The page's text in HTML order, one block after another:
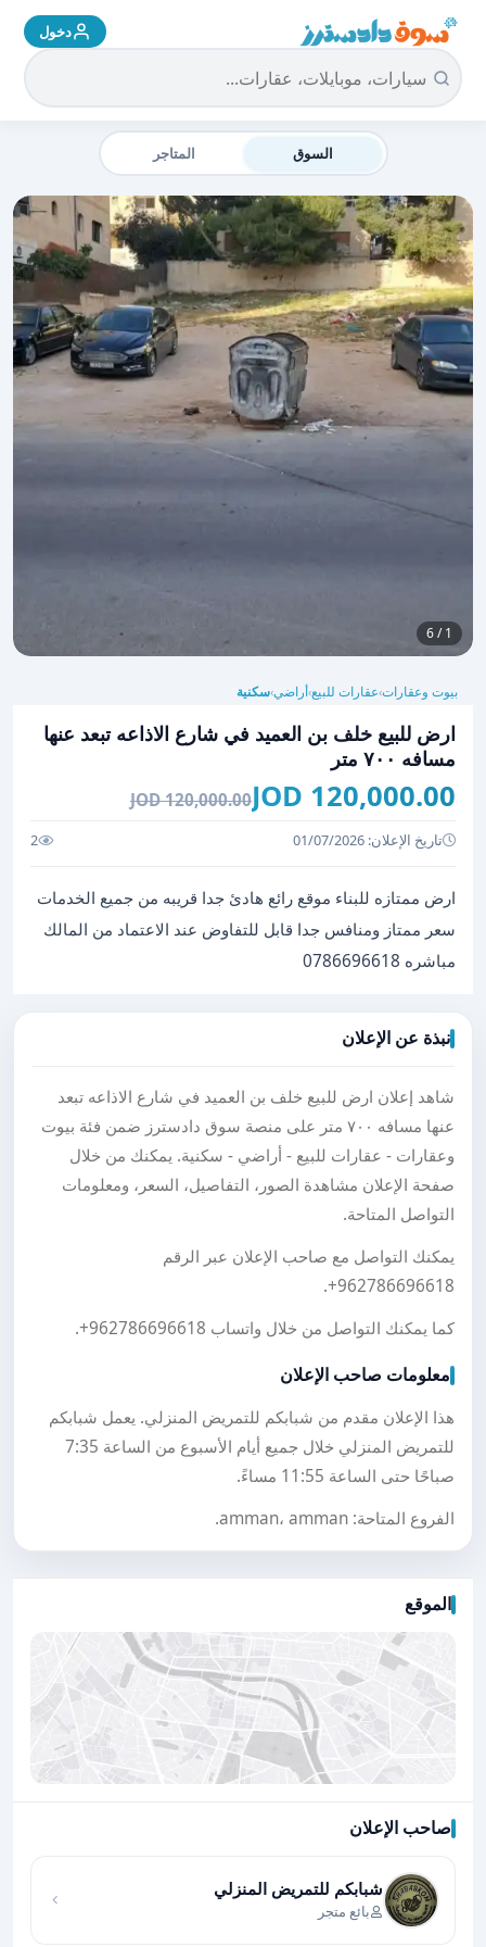
سوق دادسترز الرئيسية دخول
السوق المتاجر
1 / 6
بيوت وعقارات›عقارات للبيع›أراضي›سكنية
ارض للبيع خلف بن العميد في شارع الاذاعه تبعد عنها
مسافه ٧٠٠ متر
120,000.00 JOD
120,000.00 JOD
تاريخ الإعلان: 01/07/2026 2
ارض ممتازه للبناء موقع رائع هادئ جدا قريبه من جميع الخدمات
سعر ممتاز ومنافس جدا قابل للتفاوض عند الاعتماد من المالك
مباشره 0786696618
نبذة عن الإعلان
شاهد إعلان ارض للبيع خلف بن العميد في شارع الاذاعه تبعد
عنها مسافه ٧٠٠ متر على منصة سوق دادسترز ضمن فئة بيوت
وعقارات - عقارات للبيع - أراضي - سكنية. يمكنك من خلال
صفحة الإعلان مشاهدة الصور، التفاصيل، السعر، ومعلومات
التواصل المتاحة.
يمكنك التواصل مع صاحب الإعلان عبر الرقم
+962786696618
.
كما يمكنك التواصل من خلال واتساب +962786696618
.
معلومات صاحب الإعلان
هذا الإعلان مقدم من شبابكم للتمريض المنزلي. يعمل شبابكم
للتمريض المنزلي خلال جميع أيام الأسبوع من الساعة 7:35
صباحًا حتى الساعة 11:55 مساءً.
الفروع المتاحة: amman، amman.
الموقع
صاحب الإعلان
شبابكم للتمريض المنزلي
بائع متجر